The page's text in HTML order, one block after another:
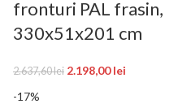
fronturi PAL frasin,
330x51x201 cm
2.637,60lei 2.198,00lei
-17%